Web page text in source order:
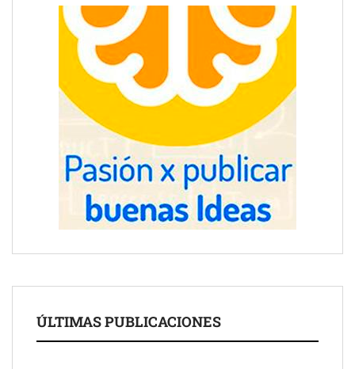
Cambiar para mejorar: guía actualizada sobre reformas
ÚLTIMAS PUBLICACIONES